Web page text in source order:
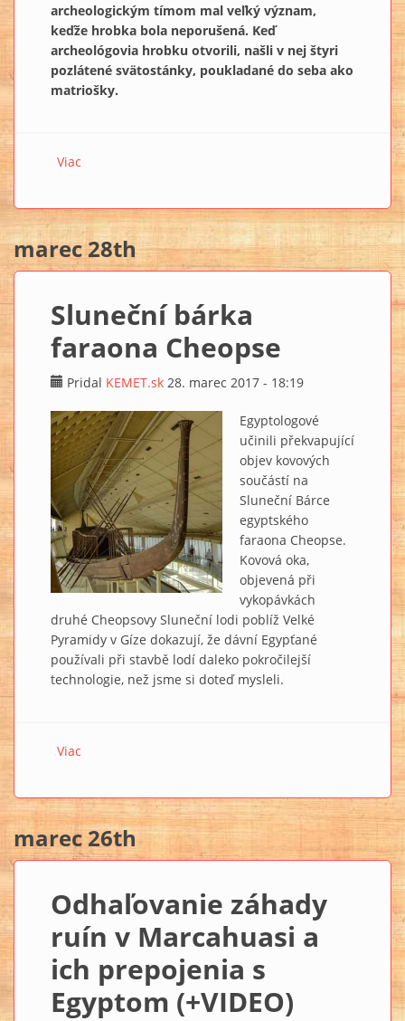
archeologickým tímom mal veľký význam,
keďže hrobka bola neporušená. Keď
archeológovia hrobku otvorili, našli v nej štyri
pozlátené svätostánky, poukladané do seba ako
matriošky.
Viac
marec 28th
Sluneční bárka
faraona Cheopse
Pridal KEMET.sk 28. marec 2017 - 18:19
Egyptologové
učinili překvapující
objev kovových
součástí na
Sluneční Bárce
egyptského
faraona Cheopse.
Kovová oka,
objevená při
vykopávkách
druhé Cheopsovy Sluneční lodi poblíž Velké
Pyramidy v Gíze dokazují, že dávní Egypťané
používali při stavbě lodí daleko pokročilejší
technologie, než jsme si doteď mysleli.
Viac
marec 26th
Odhaľovanie záhady
ruín v Marcahuasi a
ich prepojenia s
Egyptom (+VIDEO)